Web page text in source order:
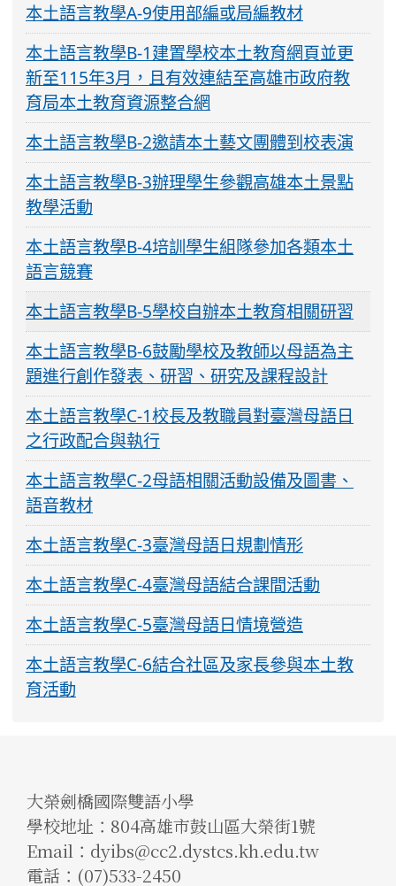
本土語言教學A-9使用部編或局編教材
本土語言教學B-1建置學校本土教育網頁並更
新至115年3月，且有效連結至高雄市政府教
育局本土教育資源整合網
本土語言教學B-2邀請本土藝文團體到校表演
本土語言教學B-3辦理學生參觀高雄本土景點
教學活動
本土語言教學B-4培訓學生組隊參加各類本土
語言競賽
本土語言教學B-5學校自辦本土教育相關研習
本土語言教學B-6鼓勵學校及教師以母語為主
題進行創作發表、研習、研究及課程設計
本土語言教學C-1校長及教職員對臺灣母語日
之行政配合與執行
本土語言教學C-2母語相關活動設備及圖書、
語音教材
本土語言教學C-3臺灣母語日規劃情形
本土語言教學C-4臺灣母語結合課間活動
本土語言教學C-5臺灣母語日情境營造
本土語言教學C-6結合社區及家長參與本土教
育活動
大榮劍橋國際雙語小學
學校地址：804高雄市鼓山區大榮街1號
Email：dyibs@cc2.dystcs.kh.edu.tw
電話：(07)533-2450